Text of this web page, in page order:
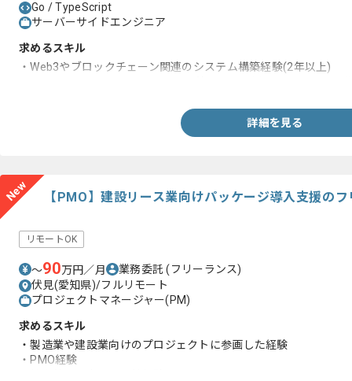
Go / TypeScript
サーバーサイドエンジニア
求めるスキル
・Web3やブロックチェーン関連のシステム構築経験(2年以上)
詳細を見る
New 【PMO】建設リース業向けパッケージ導入支援の
リモートOK
〜90万円／月 業務委託(フリーランス)
伏見(愛知県)/フルリモート
プロジェクトマネージャー(PM)
求めるスキル
・製造業や建設業向けのプロジェクトに参画した経験
・PMO経験